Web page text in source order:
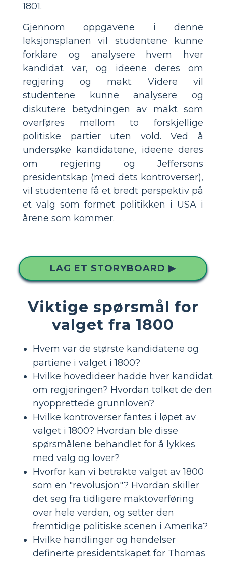
1801.
Gjennom oppgavene i denne
leksjonsplanen vil studentene kunne
forklare og analysere hvem hver
kandidat var, og ideene deres om
regjering og makt. Videre vil
studentene kunne analysere og
diskutere betydningen av makt som
overføres mellom to forskjellige
politiske partier uten vold. Ved å
undersøke kandidatene, ideene deres
om regjering og Jeffersons
presidentskap (med dets kontroverser),
vil studentene få et bredt perspektiv på
et valg som formet politikken i USA i
årene som kommer.
LAG ET STORYBOARD ▶
Viktige spørsmål for
valget fra 1800
Hvem var de største kandidatene og
partiene i valget i 1800?
Hvilke hovedideer hadde hver kandidat
om regjeringen? Hvordan tolket de den
nyopprettede grunnloven?
Hvilke kontroverser fantes i løpet av
valget i 1800? Hvordan ble disse
spørsmålene behandlet for å lykkes
med valg og lover?
Hvorfor kan vi betrakte valget av 1800
som en "revolusjon"? Hvordan skiller
det seg fra tidligere maktoverføring
over hele verden, og setter den
fremtidige politiske scenen i Amerika?
Hvilke handlinger og hendelser
definerte presidentskapet for Thomas